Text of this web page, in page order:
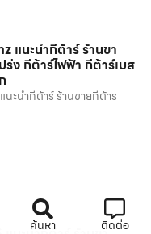
แนะนำกีต้าร์ ร้านขา
ร่ง กีต้าร์ไฟฟ้า กีต้าร์เบส
ะนำกีต้าร์ ร้านขายกีต้าร
ค้นหา ติดต่อ